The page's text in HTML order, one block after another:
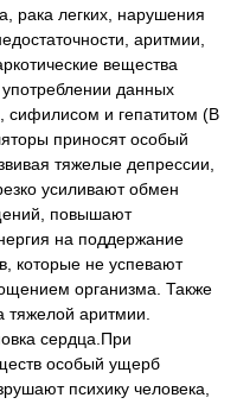
рака легких, нарушения
аритмии,
вещества
данных
сифилисом и гепатитом (В
приносят особый
тяжелые депрессии,
усиливают обмен
повышают
на поддержание
которые не успевают
организма. Также
тяжелой аритмии.
сердца.При
особый ущерб
психику человека,